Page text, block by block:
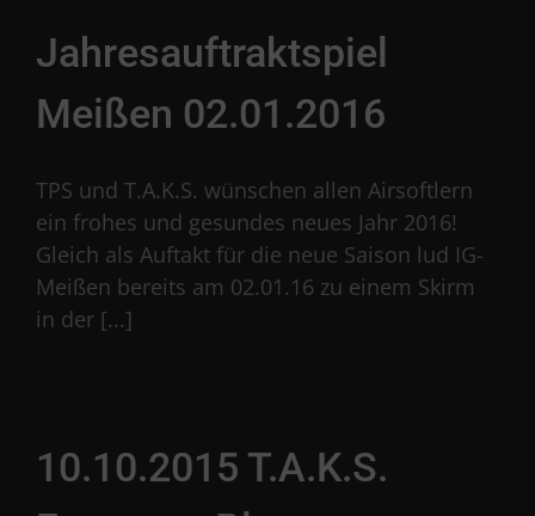
Jahresauftraktspiel
Meißen 02.01.2016
TPS und T.A.K.S. wünschen allen Airsoftlern
ein frohes und gesundes neues Jahr 2016!
Gleich als Auftakt für die neue Saison lud IG-
Meißen bereits am 02.01.16 zu einem Skirm
in der [...]
10.10.2015 T.A.K.S.